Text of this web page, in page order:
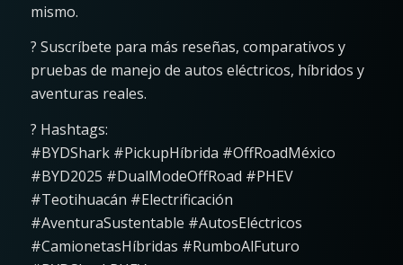
mismo.
? Suscríbete para más reseñas, comparativos y
pruebas de manejo de autos eléctricos, híbridos y
aventuras reales.
? Hashtags:
#BYDShark #PickupHíbrida #OffRoadMéxico
#BYD2025 #DualModeOffRoad #PHEV
#Teotihuacán #Electrificación
#AventuraSustentable #AutosEléctricos
#CamionetasHíbridas #RumboAlFuturo